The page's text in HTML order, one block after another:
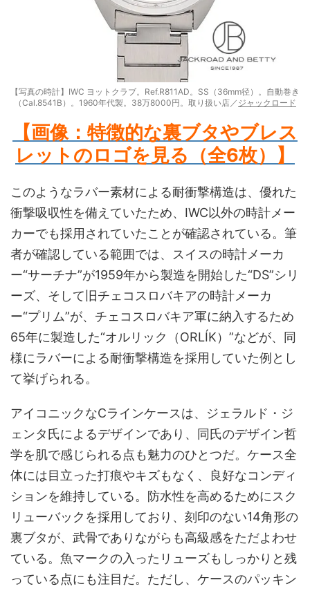
【写真の時計】IWC ヨットクラブ。Ref.R811AD。SS（36mm径）。自動巻き
（Cal.8541B）。1960年代製。38万8000円。取り扱い店／ ジャックロード
【画像：特徴的な裏ブタやブレス
レットのロゴを見る（全6枚）
】
このようなラバー素材による耐衝撃構造は、優れた
衝撃吸収性を備えていたため、IWC以外の時計メー
カーでも採用されていたことが確認されている。筆
者が確認している範囲では、スイスの時計メーカ
ー“サーチナ”が1959年から製造を開始した“DS”シリ
ーズ、そして旧チェコスロバキアの時計メーカ
ー“プリム”が、チェコスロバキア軍に納入するため
65年に製造した“オルリック（ORLÍK）”などが、同
様にラバーによる耐衝撃構造を採用していた例とし
て挙げられる。
アイコニックなCラインケースは、ジェラルド・ジ
ェンタ氏によるデザインであり、同氏のデザイン哲
学を肌で感じられる点も魅力のひとつだ。ケース全
体には目立った打痕やキズもなく、良好なコンディ
ションを維持している。防水性を高めるためにスク
リューバックを採用しており、刻印のない14角形の
裏ブタが、武骨でありながらも高級感をただよわせ
ている。魚マークの入ったリューズもしっかりと残
っている点にも注目だ。ただし、ケースのパッキン